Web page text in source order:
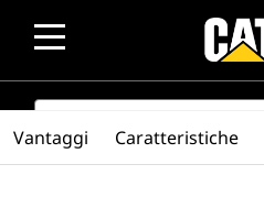
SEARCH
Vantaggi Caratteristiche